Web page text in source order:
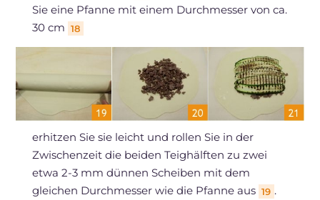
Sie eine Pfanne mit einem Durchmesser von ca.
30 cm 18
erhitzen Sie sie leicht und rollen Sie in der
Zwischenzeit die beiden Teighälften zu zwei
etwa 2-3 mm dünnen Scheiben mit dem
gleichen Durchmesser wie die Pfanne aus 19 .